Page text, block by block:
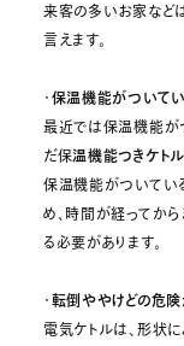
来客の多いお家など
言えます。
・保温機能がついて
最近では保温機能が
だ保温機能つきケト
保温機能がついてい
め、時間が経ってか
る必要があります。
・転倒ややけどの危険
電気ケトルは、形状